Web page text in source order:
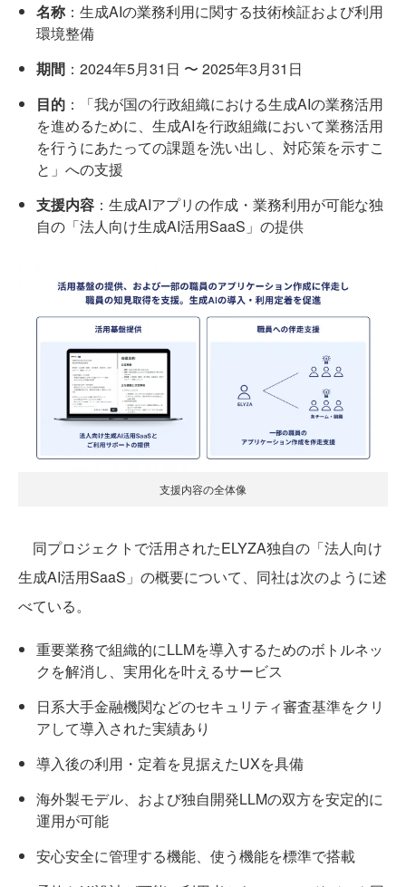
名称 ：生成AIの業務利用に関する技術検証および利用
環境整備
期間 ：2024年5月31日 〜 2025年3月31日
目的 ：「我が国の行政組織における生成AIの業務活用
を進めるために、生成AIを行政組織において業務活用
を行うにあたっての課題を洗い出し、対応策を示すこ
と」への支援
支援内容 ：生成AIアプリの作成・業務利用が可能な独
自の「法人向け生成AI活用SaaS」の提供
支援内容の全体像
同プロジェクトで活用されたELYZA独自の「法人向け
生成AI活用SaaS」の概要について、同社は次のように述
べている。
重要業務で組織的にLLMを導入するためのボトルネッ
クを解消し、実用化を叶えるサービス
日系大手金融機関などのセキュリティ審査基準をクリ
アして導入された実績あり
導入後の利用・定着を見据えたUXを具備
海外製モデル、および独自開発LLMの双方を安定的に
運用が可能
安心安全に管理する機能、使う機能を標準で搭載